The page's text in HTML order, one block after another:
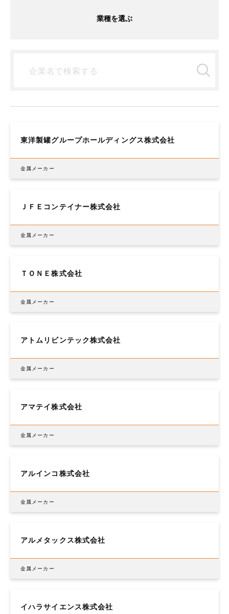
業種を選ぶ
東洋製罐グループホールディングス株式会社
金属メーカー
ＪＦＥコンテイナー株式会社
金属メーカー
ＴＯＮＥ株式会社
金属メーカー
アトムリビンテック株式会社
金属メーカー
アマテイ株式会社
金属メーカー
アルインコ株式会社
金属メーカー
アルメタックス株式会社
金属メーカー
イハラサイエンス株式会社